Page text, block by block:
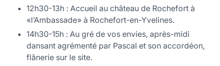
12h30-13h : Accueil au château de Rochefort à
«l’Ambassade» à Rochefort-en-Yvelines.
14h30-15h : Au gré de vos envies, après-midi
dansant agrémenté par Pascal et son accordéon,
flânerie sur le site.